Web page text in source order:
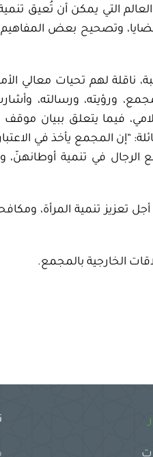
التي يمكن أن تُعيق
وتصحيح بعض المفاهيم
ناقلة لهم تحيات معالي
ورؤيته، ورسالته،
فيما يتعلق ببيان موقف
“إن المجمع يأخذ في
الرجال في تنمية أوطانهنّ،
تعزيز تنمية المرأة،
الخارجية بالمجمع.